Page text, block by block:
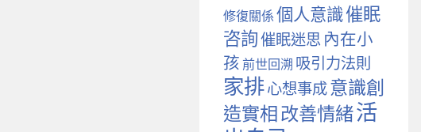
修復關係個人意識催眠
咨詢催眠迷思 內在小
孩前世回溯 吸引力法則
家排心想事成意識創
造實相改善情緒活